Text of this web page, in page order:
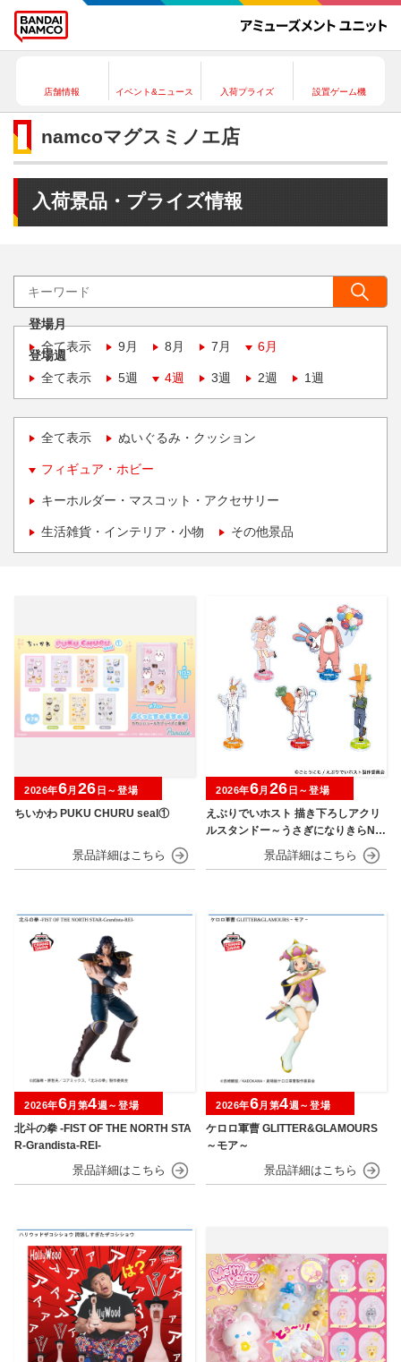
店舗情報 イベント&ニュース 入荷プライズ 設置ゲーム機
namcoマグスミノエ店
入荷景品・プライズ情報
登場月
全て表示
9月 8月 7月 6月
登場週
全て表示
5週 4週 3週 2週 1週
全て表示 ぬいぐるみ・クッション
フィギュア・ホビー
キーホルダー・マスコット・アクセサリー
生活雑貨・インテリア・小物 その他景品
ちいかわ PUKU CHURU seal①
2026年6月 26 日～登場
えぶりでいホスト 描き下ろしアクリ
ルスタンドー～うさぎになりきらNIG
2026年6月 26 日～登場
北斗の拳 -FIST OF THE NORTH STA
R-Grandista-REI-
2026年6月第4週～登場
ケロロ軍曹 GLITTER&GLAMOURS
～モア～
2026年6月第4週～登場